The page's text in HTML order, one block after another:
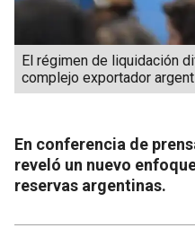
El régimen de liquidación
complejo exportador
En conferencia de
reveló un nuevo
reservas argentinas.